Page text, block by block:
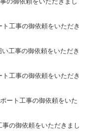
工事の御依頼をいただき
い工事の御依頼をいただき
工事の御依頼をいただき
ート 工事の御依頼をいた
事の御依頼をいただきまし